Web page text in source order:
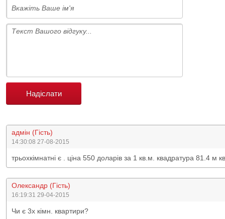
Надіслати
адмін (Гість)
14:30:08 27-08-2015
трьохкімнатні є . ціна 550 доларів за 1 кв.м. квадратура 81.4 м кв
Олександр (Гість)
16:19:31 29-04-2015
Чи є 3х кімн. квартири?